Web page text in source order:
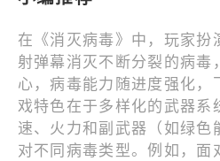
在《消灭病毒》中，玩家扮
射弹幕消灭不断分裂的病毒
心，病毒能力随进度强化，
戏特色在于多样化的武器系
速、火力和副武器（如绿色
对不同病毒类型。例如，面